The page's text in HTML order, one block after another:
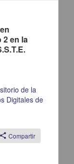
2 en la
de la
Digitales de
share Compartir